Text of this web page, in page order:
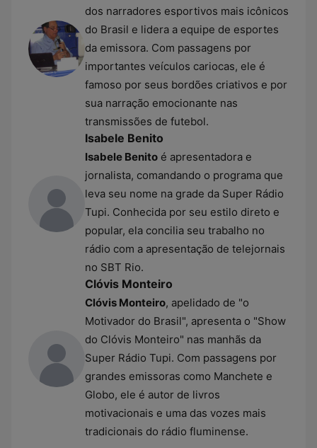
dos narradores esportivos mais icônicos
do Brasil e lidera a equipe de esportes
da emissora. Com passagens por
importantes veículos cariocas, ele é
famoso por seus bordões criativos e por
sua narração emocionante nas
transmissões de futebol.
Isabele Benito
Isabele Benito é apresentadora e
jornalista, comandando o programa que
leva seu nome na grade da Super Rádio
Tupi. Conhecida por seu estilo direto e
popular, ela concilia seu trabalho no
rádio com a apresentação de telejornais
no SBT Rio.
Clóvis Monteiro
Clóvis Monteiro, apelidado de "o
Motivador do Brasil", apresenta o "Show
do Clóvis Monteiro" nas manhãs da
Super Rádio Tupi. Com passagens por
grandes emissoras como Manchete e
Globo, ele é autor de livros
motivacionais e uma das vozes mais
tradicionais do rádio fluminense.